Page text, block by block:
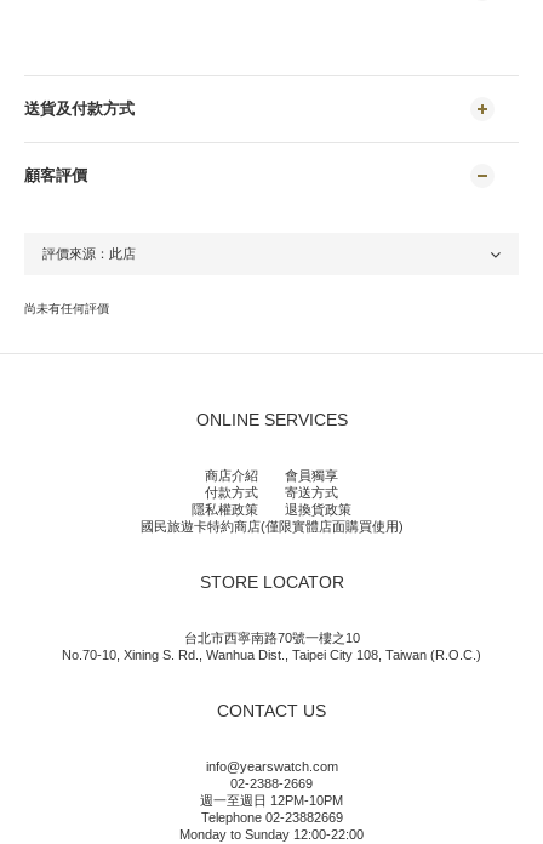
送貨及付款方式
顧客評價
尚未有任何評價
ONLINE SERVICES
商店介紹
會員獨享
付款方式
寄送方式
隱私權政策
退換貨政策
國民旅遊卡特約商店(僅限實體店面購買使用)
STORE LOCATOR
台北市西寧南路70號一樓之10
No.70-10, Xining S. Rd., Wanhua Dist., Taipei City 108, Taiwan (R.O.C.)
CONTACT US
info@yearswatch.com
02-2388-2669
週一至週日 12PM-10PM
Telephone 02-23882669
Monday to Sunday 12:00-22:00